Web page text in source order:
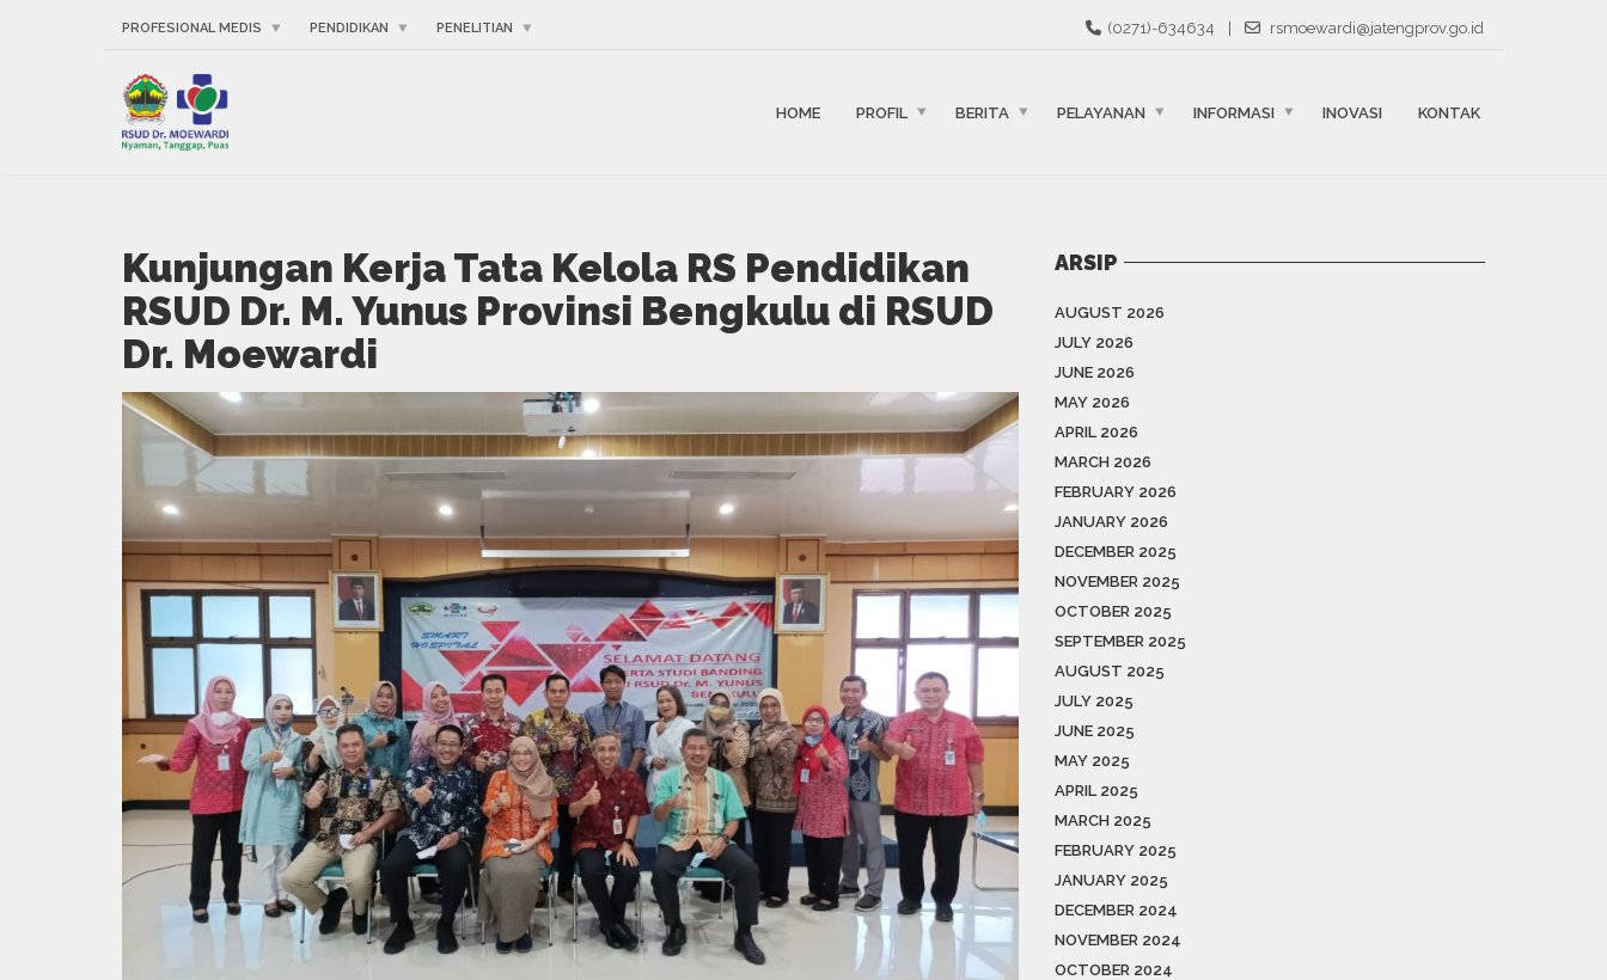
PROFESIONAL MEDIS PENDIDIKAN PENELITIAN (0271)-634634 rsmoewardi@jatengprov.go.id
HOME PROFIL BERITA PELAYANAN INFORMASI INOVASI KONTAK
Kunjungan Kerja Tata Kelola RS Pendidikan
RSUD Dr. M. Yunus Provinsi Bengkulu di RSUD
Dr. Moewardi
ARSIP
AUGUST 2026
JULY 2026
JUNE 2026
MAY 2026
APRIL 2026
MARCH 2026
FEBRUARY 2026
JANUARY 2026
DECEMBER 2025
NOVEMBER 2025
OCTOBER 2025
SEPTEMBER 2025
AUGUST 2025
JULY 2025
JUNE 2025
MAY 2025
APRIL 2025
MARCH 2025
FEBRUARY 2025
JANUARY 2025
DECEMBER 2024
NOVEMBER 2024
OCTOBER 2024